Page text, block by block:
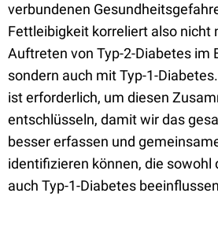
verbundenen
Fettleibigkeit korreliert also nicht
Auftreten von Typ-2-Diabetes im
sondern auch mit Typ-1-
ist erforderlich, um diesen
entschlüsseln, damit wir das
besser erfassen und
identifizieren können, die sowohl
auch Typ-1-Diabetes